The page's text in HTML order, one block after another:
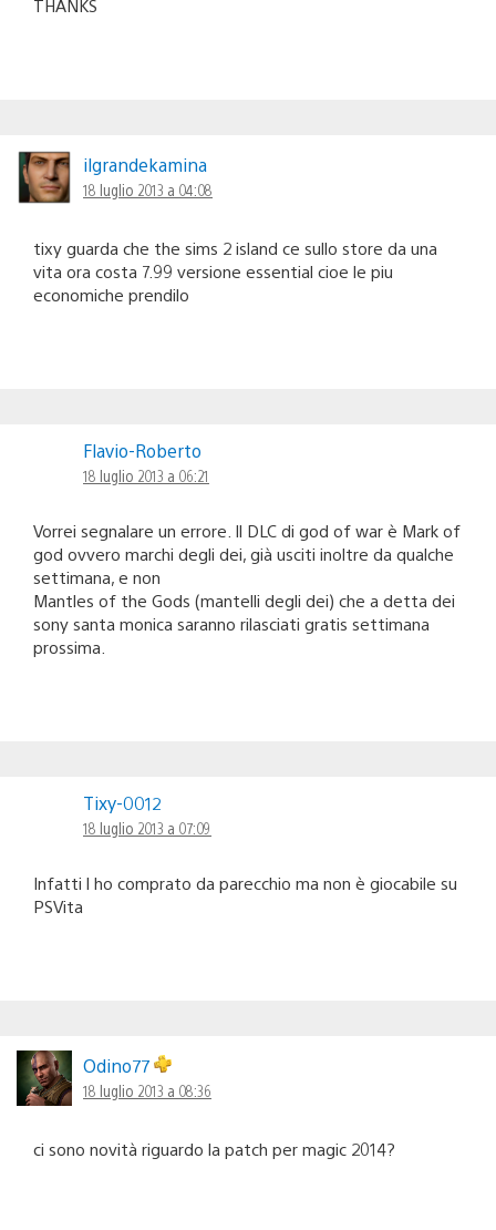
THANKS
ilgrandekamina
18 luglio 2013 a 04:08
tixy guarda che the sims 2 island ce sullo store da una
vita ora costa 7.99 versione essential cioe le piu
economiche prendilo
Flavio-Roberto
18 luglio 2013 a 06:21
Vorrei segnalare un errore. Il DLC di god of war è Mark of
god ovvero marchi degli dei, già usciti inoltre da qualche
settimana, e non
Mantles of the Gods (mantelli degli dei) che a detta dei
sony santa monica saranno rilasciati gratis settimana
prossima.
Tixy-0012
18 luglio 2013 a 07:09
Infatti l ho comprato da parecchio ma non è giocabile su
PSVita
Odino77
18 luglio 2013 a 08:36
ci sono novità riguardo la patch per magic 2014?